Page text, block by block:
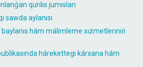
qurılıs jumısları
sawda aylanısı
hám málimleme xızmetleriniń
hárekettegi kárxana hám